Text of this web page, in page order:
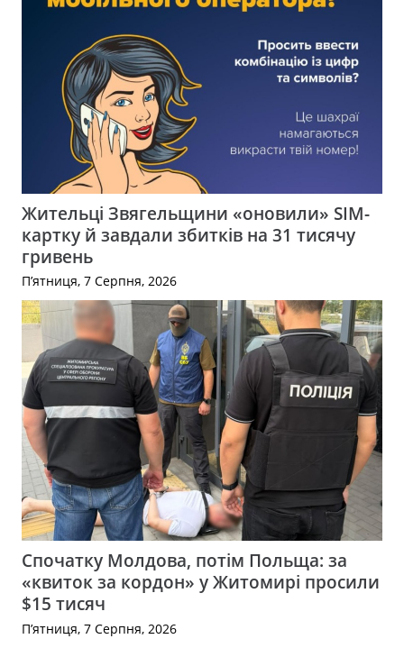
Жительці Звягельщини «оновили» SIM-
картку й завдали збитків на 31 тисячу
гривень
П’ятниця, 7 Серпня, 2026
Спочатку Молдова, потім Польща: за
«квиток за кордон» у Житомирі просили
$15 тисяч
П’ятниця, 7 Серпня, 2026